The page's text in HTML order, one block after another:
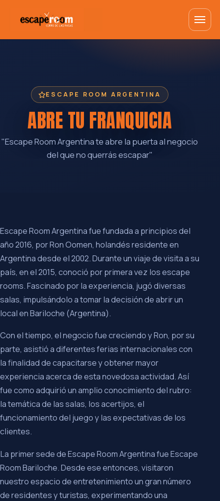
ESCAPE ROOM ARGENTINA
ABRE TU FRANQUICIA
"Escape Room Argentina te abre la puerta al negocio
del que no querrás escapar"
Escape Room Argentina fue fundada a principios del
año 2016, por Ron Oomen, holandés residente en
Argentina desde el 2002. Durante un viaje de visita a su
país, en el 2015, conoció por primera vez los escape
rooms. Fascinado por la experiencia, jugó diversas
salas, impulsándolo a tomar la decisión de abrir un
local en Bariloche (Argentina).
Con el tiempo, el negocio fue creciendo y Ron, por su
parte, asistió a diferentes ferias internacionales con
la finalidad de capacitarse y obtener mayor
experiencia acerca de esta novedosa actividad. Así
fue como adquirió un amplio conocimiento del rubro:
la temática de las salas, los acertijos, el
funcionamiento del juego y las expectativas de los
clientes.
La primer sede de Escape Room Argentina fue Escape
Room Bariloche. Desde ese entonces, visitaron
nuestro espacio de entretenimiento un gran número
de residentes y turistas, experimentando una